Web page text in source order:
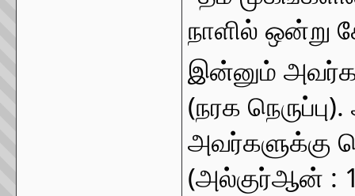
நாளில் ஒன்று
இன்னும்
(நரக
அவர்களுக்கு
(அல்குர்ஆன் :